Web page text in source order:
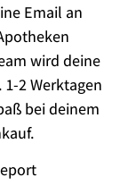
Email an
wird deine
2 Werktagen
bei deinem